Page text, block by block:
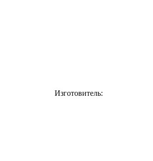
Изготовитель: